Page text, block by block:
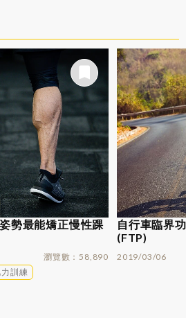
勢最能矯正慢性踝
瀏覽數
58,890
訓練
自行車臨界
(FTP)
2019/03/06